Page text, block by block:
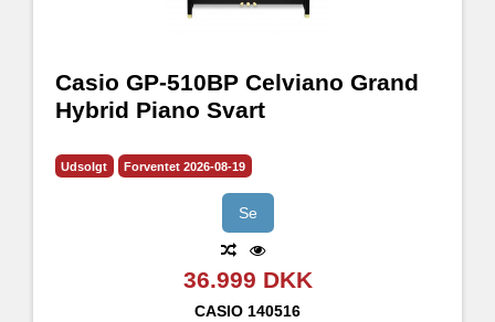
Casio GP-510BP Celviano Grand
Hybrid Piano Svart
Udsolgt Forventet 2026-08-19
Se
36.999 DKK
CASIO 140516